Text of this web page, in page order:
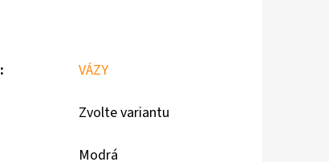
: VÁZY
Zvolte variantu
Modrá